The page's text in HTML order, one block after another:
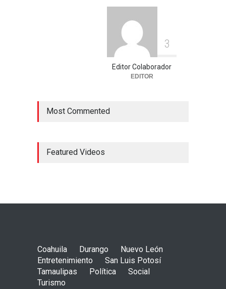
3
Editor Colaborador
EDITOR
Most Commented
Featured Videos
Coahuila Durango
Nuevo León
Entretenimiento
San Luis Potosí
Tamaulipas
Política
Social
Turismo